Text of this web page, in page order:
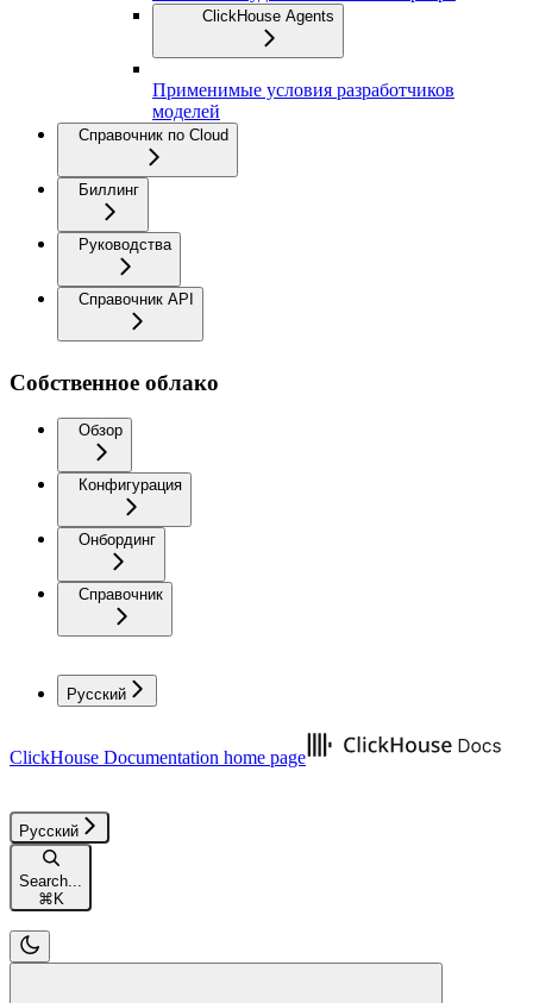
ClickHouse Agents
Применимые условия разработчиков
моделей
Справочник по Cloud
Биллинг
Руководства
Справочник API
Собственное облако
Обзор
Конфигурация
Онбординг
Справочник
Русский
ClickHouse Documentation home page
Русский
Search...
⌘ K